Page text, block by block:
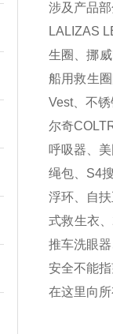
涉及产品
LALIZAS
生圈、挪
船用救生
Vest、不
尔奇
呼吸器、
绳包、S4
浮环、自
式救生衣
推车洗眼器
安全不能
在这里向